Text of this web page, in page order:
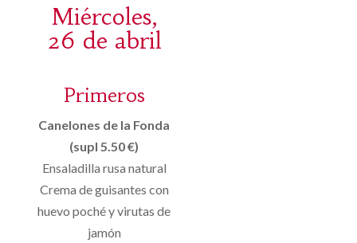
Miércoles,
26 de abril
Primeros
Canelones de la Fonda
(supl 5.50 €)
Ensaladilla rusa natural
Crema de guisantes con
huevo poché y virutas de
jamón